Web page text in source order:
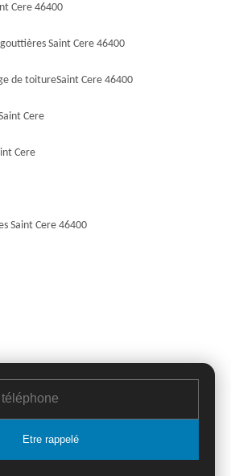
Cere 46400
Saint Cere 46400
de toitureSaint Cere 46400
Cere
Cere
Saint Cere 46400